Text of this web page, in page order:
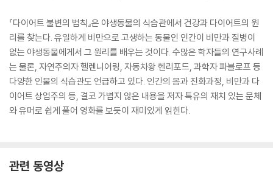
『다이어트 불변의 법칙』은 야생동물의 식습관에서 건강과 다이어트의 원
리를 찾는다. 유일하게 비만으로 고생하는 동물인 인간이 비만과 질병이
없는 야생동물에게서 그 원리를 배우는 것이다. 수많은 학자들의 연구사례
는 물론, 자연주의자 헬렌니어링, 자동차왕 헨리포드, 과학자 파블로프 등
다양한 인물의 식습관도 언급하고 있다. 인간의 몸과 진화과정, 비만과 다
이어트 상업주의 등, 결코 가볍지 않은 내용을 저자 특유의 재치 있는 문체
와 유머로 쉽게 풀어 영화를 보듯이 재미있게 읽힌다.
관련 동영상